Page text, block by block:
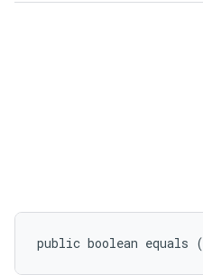
public boolean equals (